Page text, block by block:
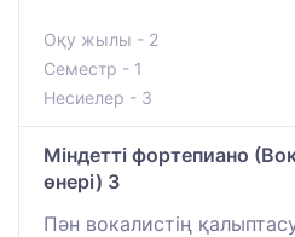
Оқу жылы - 2
Семестр - 1
Несиелер - 3
Міндетті фортепиано
өнері) 3
Пән вокалистің